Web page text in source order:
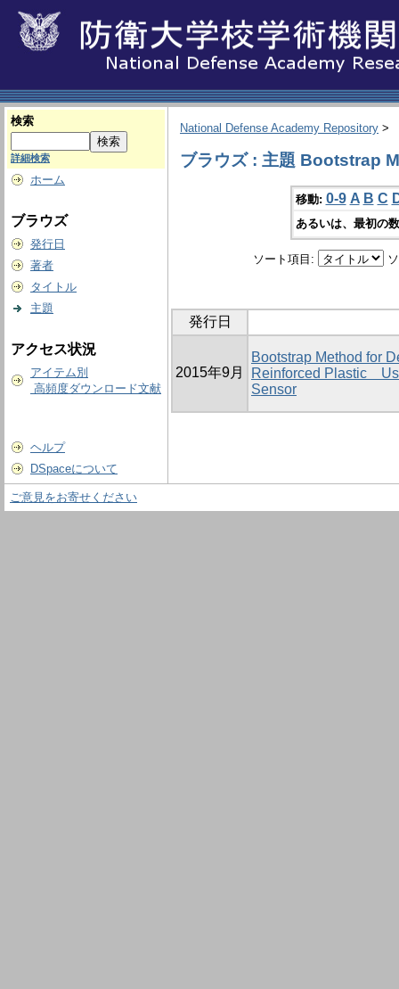
検索
詳細検索
ホーム
ブラウズ
発行日
著者
タイトル
主題
アクセス状況
アイテム別
高頻度ダウンロード文献
ヘルプ
DSpaceについて
National Defense Academy Repository >
ブラウズ : 主題 Bootstrap
移動: 0-9 A B C
あるいは、最初の
ソート項目:
発行日
2015年9月
Bootstrap Method for
Reinforced Plastic
Sensor
ご意見をお寄せください